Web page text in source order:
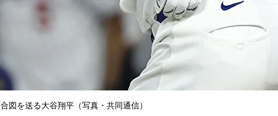
図を送る大谷翔平（写真・共同通信）